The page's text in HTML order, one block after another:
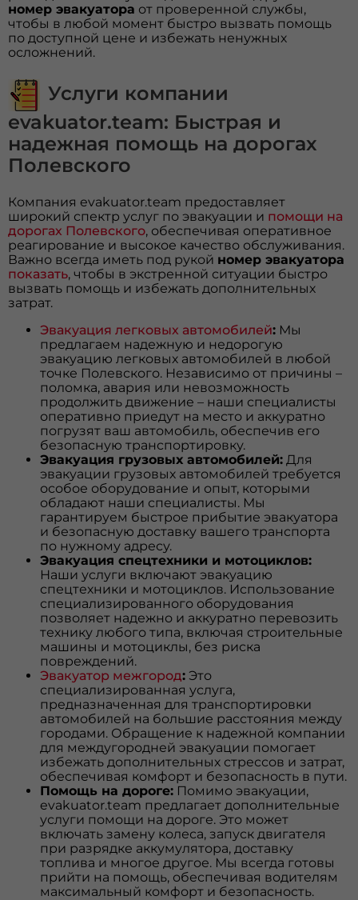
номер эвакуатора от проверенной службы,
чтобы в любой момент быстро вызвать помощь
по доступной цене и избежать ненужных
осложнений.
Услуги компании
evakuator.team: Быстрая и
надежная помощь на дорогах
Полевского
Компания evakuator.team предоставляет
широкий спектр услуг по эвакуации и помощи на
дорогах Полевского, обеспечивая оперативное
реагирование и высокое качество обслуживания.
Важно всегда иметь под рукой номер эвакуатора
показать, чтобы в экстренной ситуации быстро
вызвать помощь и избежать дополнительных
затрат.
Эвакуация легковых автомобилей: Мы
предлагаем надежную и недорогую
эвакуацию легковых автомобилей в любой
точке Полевского. Независимо от причины –
поломка, авария или невозможность
продолжить движение – наши специалисты
оперативно приедут на место и аккуратно
погрузят ваш автомобиль, обеспечив его
безопасную транспортировку.
Эвакуация грузовых автомобилей: Для
эвакуации грузовых автомобилей требуется
особое оборудование и опыт, которыми
обладают наши специалисты. Мы
гарантируем быстрое прибытие эвакуатора
и безопасную доставку вашего транспорта
по нужному адресу.
Эвакуация спецтехники и мотоциклов:
Наши услуги включают эвакуацию
спецтехники и мотоциклов. Использование
специализированного оборудования
позволяет надежно и аккуратно перевозить
технику любого типа, включая строительные
машины и мотоциклы, без риска
повреждений.
Эвакуатор межгород: Это
специализированная услуга,
предназначенная для транспортировки
автомобилей на большие расстояния между
городами. Обращение к надежной компании
для междугородней эвакуации помогает
избежать дополнительных стрессов и затрат,
обеспечивая комфорт и безопасность в пути.
Помощь на дороге: Помимо эвакуации,
evakuator.team предлагает дополнительные
услуги помощи на дороге. Это может
включать замену колеса, запуск двигателя
при разрядке аккумулятора, доставку
топлива и многое другое. Мы всегда готовы
прийти на помощь, обеспечивая водителям
максимальный комфорт и безопасность.